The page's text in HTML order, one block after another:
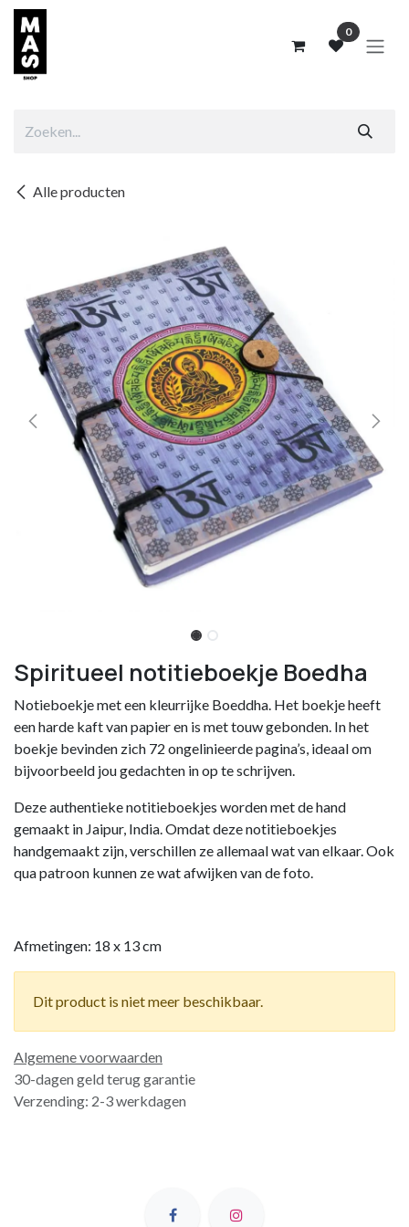
Overslaan naar inhoud
0
Alle producten
Spiritueel notitieboekje Boedha
Notieboekje met een kleurrijke Boeddha. Het boekje heeft
een harde kaft van papier en is met touw gebonden. In het
boekje bevinden zich 72 ongelinieerde pagina’s, ideaal om
bijvoorbeeld jou gedachten in op te schrijven.
Deze authentieke notitieboekjes worden met de hand
gemaakt in Jaipur, India. Omdat deze notitieboekjes
handgemaakt zijn, verschillen ze allemaal wat van elkaar. Ook
qua patroon kunnen ze wat afwijken van de foto.
Afmetingen: 18 x 13 cm
Dit product is niet meer beschikbaar.
Algemene voorwaarden
30-dagen geld terug garantie
Verzending: 2-3 werkdagen